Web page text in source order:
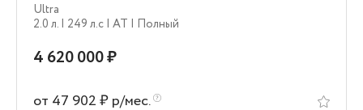
Ultra
2.0 л. | 249 л.c | AT | Полный
4 620 000 ₽
от 47 902 ₽ р/мес.